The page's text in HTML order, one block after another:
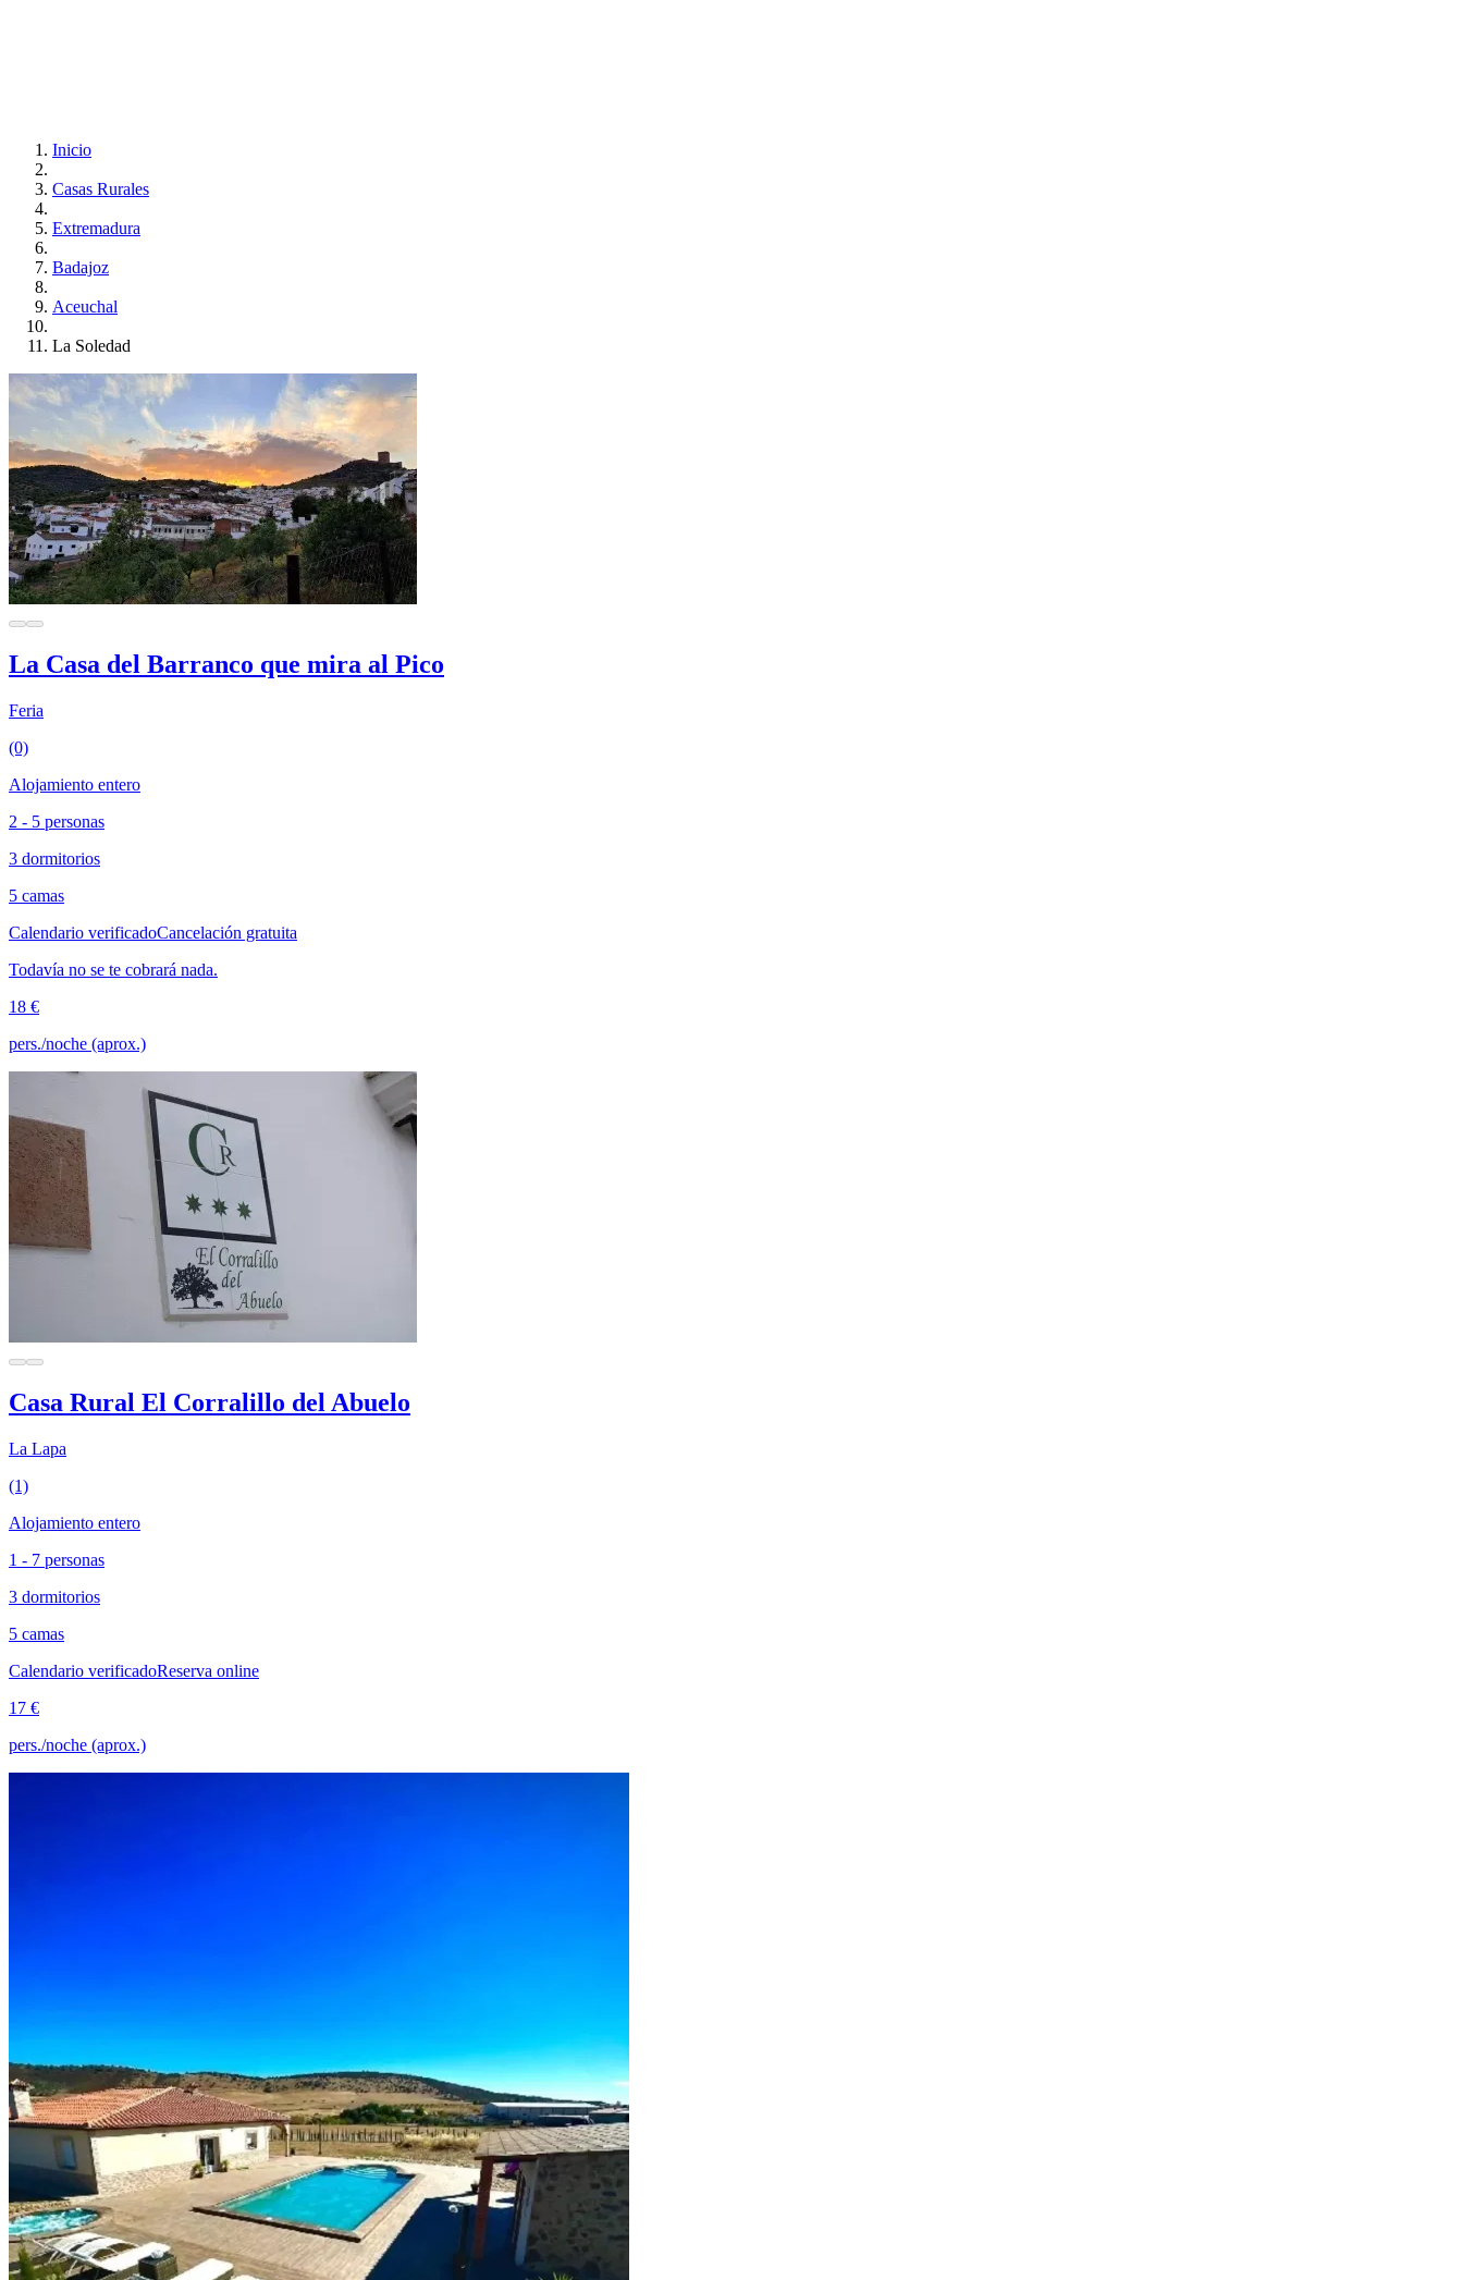
Inicio
Casas Rurales
Extremadura
Badajoz
Aceuchal
La Soledad
La Casa del Barranco que mira al Pico
Feria
(0)
Alojamiento entero
2 - 5 personas
3 dormitorios
5 camas
Calendario verificadoCancelación gratuita
Todavía no se te cobrará nada.
18 €
pers./noche (aprox.)
Casa Rural El Corralillo del Abuelo
La Lapa
(1)
Alojamiento entero
1 - 7 personas
3 dormitorios
5 camas
Calendario verificadoReserva online
17 €
pers./noche (aprox.)